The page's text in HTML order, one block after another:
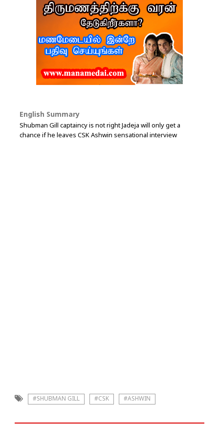
English Summary
Shubman Gill captaincy is not right Jadeja will only get a
chance if he leaves CSK Ashwin sensational interview
#SHUBMAN GILL #CSK #ASHWIN